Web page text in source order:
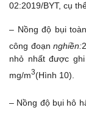
02:2019/BYT, cụ
– Nồng độ bụi
công đoạn nghiền:
nhỏ nhất được
mg/m3(Hình 10).
– Nồng độ bụi hô